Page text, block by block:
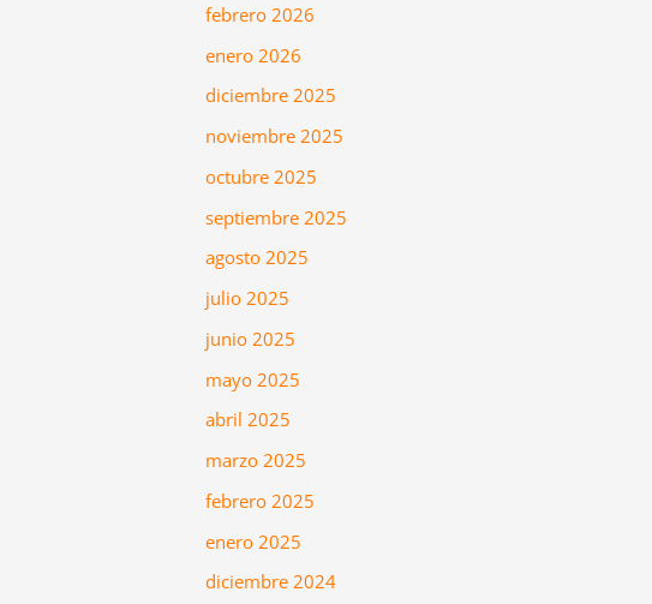
febrero 2026
enero 2026
diciembre 2025
noviembre 2025
octubre 2025
septiembre 2025
agosto 2025
julio 2025
junio 2025
mayo 2025
abril 2025
marzo 2025
febrero 2025
enero 2025
diciembre 2024